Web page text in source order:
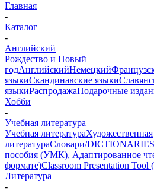
Главная
-
Каталог
-
Английский
Рождество и Новый
годАнглийскийНемецкий
языкиСкандинавские языки
языкиРаспродажаПодарочные
Хобби
-
Учебная литература
Учебная литератураХудожественная
литератураСловари/DICTIONARIES
пособия (УМК), Адаптированное
формате)Classroom Presentation Tool
Литература
-